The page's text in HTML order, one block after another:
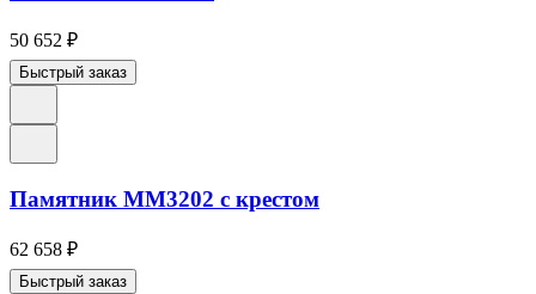
50 652 ₽
Быстрый заказ
Памятник ММ3202 с крестом
62 658 ₽
Быстрый заказ